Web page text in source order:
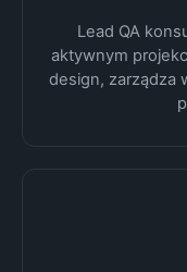
Lead QA
aktywnym
design, zarządza